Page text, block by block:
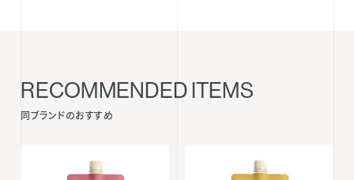
RECOMMENDED ITEMS
同ブランドのおすすめ